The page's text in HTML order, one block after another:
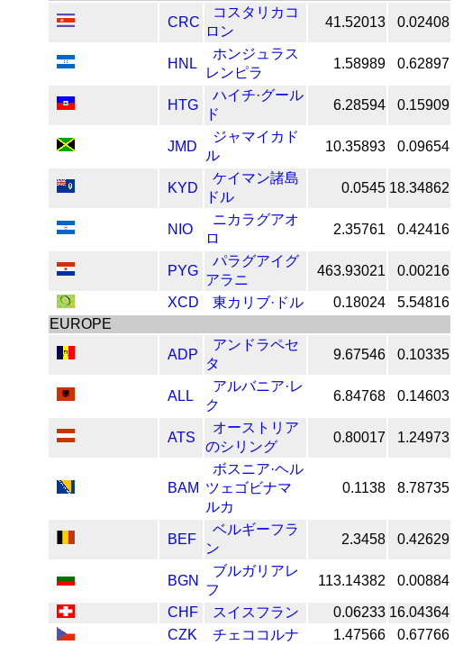
CRC
コスタリカコ
ロン
41.52013 0.02408
HNL
ホンジュラス
レンピラ
1.58989 0.62897
HTG
ハイチ·グール
ド
6.28594 0.15909
JMD
ジャマイカド
ル
10.35893 0.09654
KYD
ケイマン諸島
ドル
0.0545 18.34862
NIO
ニカラグアオ
ロ
2.35761 0.42416
PYG
パラグアイグ
アラニ
463.93021 0.00216
XCD 東カリブ·ドル 0.18024
5.54816
EUROPE
ADP
アンドラペセ
タ
9.67546 0.10335
ALL
アルバニア·レ
ク
6.84768 0.14603
ATS
オーストリア
のシリング
0.80017 1.24973
BAM
ボスニア·ヘル
ツェゴビナマ
ルカ
0.1138 8.78735
BEF
ベルギーフラ
ン
2.3458 0.42629
BGN
ブルガリアレ
フ
113.14382 0.00884
CHF スイスフラン 0.06233 16.04364
CZK
チェココルナ 1.47566
0.67766